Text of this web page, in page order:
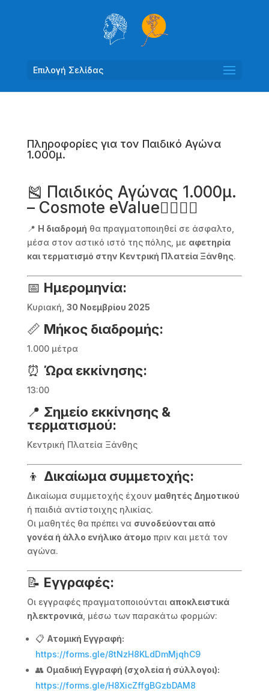
Επιλογή Σελίδας
Πληροφορίες για τον Παιδικό Αγώνα
1.000μ.
🎽 Παιδικός Αγώνας 1.000μ.
– Cosmote eValue🏃‍♀️🏃‍♂️
📍 Η διαδρομή θα πραγματοποιηθεί σε άσφαλτο,
μέσα στον αστικό ιστό της πόλης, με αφετηρία
και τερματισμό στην Κεντρική Πλατεία Ξάνθης.
📅 Ημερομηνία:
Κυριακή, 30 Νοεμβρίου 2025
📏 Μήκος διαδρομής:
1.000 μέτρα
⏰ Ώρα εκκίνησης:
13:00
📍 Σημείο εκκίνησης &
τερματισμού:
Κεντρική Πλατεία Ξάνθης
👦 Δικαίωμα συμμετοχής:
Δικαίωμα συμμετοχής έχουν μαθητές Δημοτικού
ή παιδιά αντίστοιχης ηλικίας.
Οι μαθητές θα πρέπει να συνοδεύονται από
γονέα ή άλλο ενήλικο άτομο πριν και μετά τον
αγώνα.
📝 Εγγραφές:
Οι εγγραφές πραγματοποιούνται αποκλειστικά
ηλεκτρονικά, μέσω των παρακάτω φορμών:
📋 Ατομική Εγγραφή:
https://forms.gle/8tNzH8KLdDmMjqhC9
👥 Ομαδική Εγγραφή (σχολεία ή σύλλογοι):
https://forms.gle/H8XicZffgBGzbDAM8